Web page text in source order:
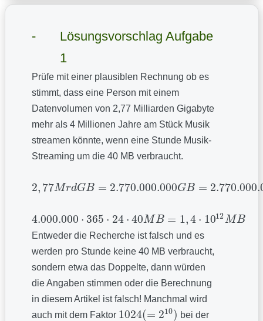
Lösungsvorschlag Aufgabe
1
Prüfe mit einer plausiblen Rechnung ob es
stimmt, dass eine Person mit einem
Datenvolumen von 2,77 Milliarden Gigabyte
mehr als 4 Millionen Jahre am Stück Musik
streamen könnte, wenn eine Stunde Musik-
Streaming um die 40 MB verbraucht.
2, 77MrdGB = 2.770.000.000GB =
2,77MrdGB=2.770.000.000GB=2.770.000.000.000MB=
4.000.000 ⋅ 365 ⋅ 24 ⋅ 40MB = 1,4 ⋅ 1012MB
4.000.000⋅365⋅24 ⋅40M B=1,4⋅10 12MB
Entweder die Recherche ist falsch und es
werden pro Stunde keine 40 MB verbraucht,
sondern etwa das Doppelte, dann würden
die Angaben stimmen oder die Berechnung
in diesem Artikel ist falsch! Manchmal wird
auch mit dem Faktor 1024(= 210)
1024(=210) bei der